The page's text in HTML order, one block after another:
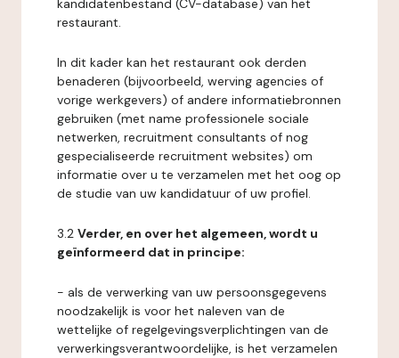
kandidatenbestand (CV-database) van het
restaurant.
In dit kader kan het restaurant ook derden
benaderen (bijvoorbeeld, werving agencies of
vorige werkgevers) of andere informatiebronnen
gebruiken (met name professionele sociale
netwerken, recruitment consultants of nog
gespecialiseerde recruitment websites) om
informatie over u te verzamelen met het oog op
de studie van uw kandidatuur of uw profiel.
3.2 Verder, en over het algemeen, wordt u
geïnformeerd dat in principe:
- als de verwerking van uw persoonsgegevens
noodzakelijk is voor het naleven van de
wettelijke of regelgevingsverplichtingen van de
verwerkingsverantwoordelijke, is het verzamelen